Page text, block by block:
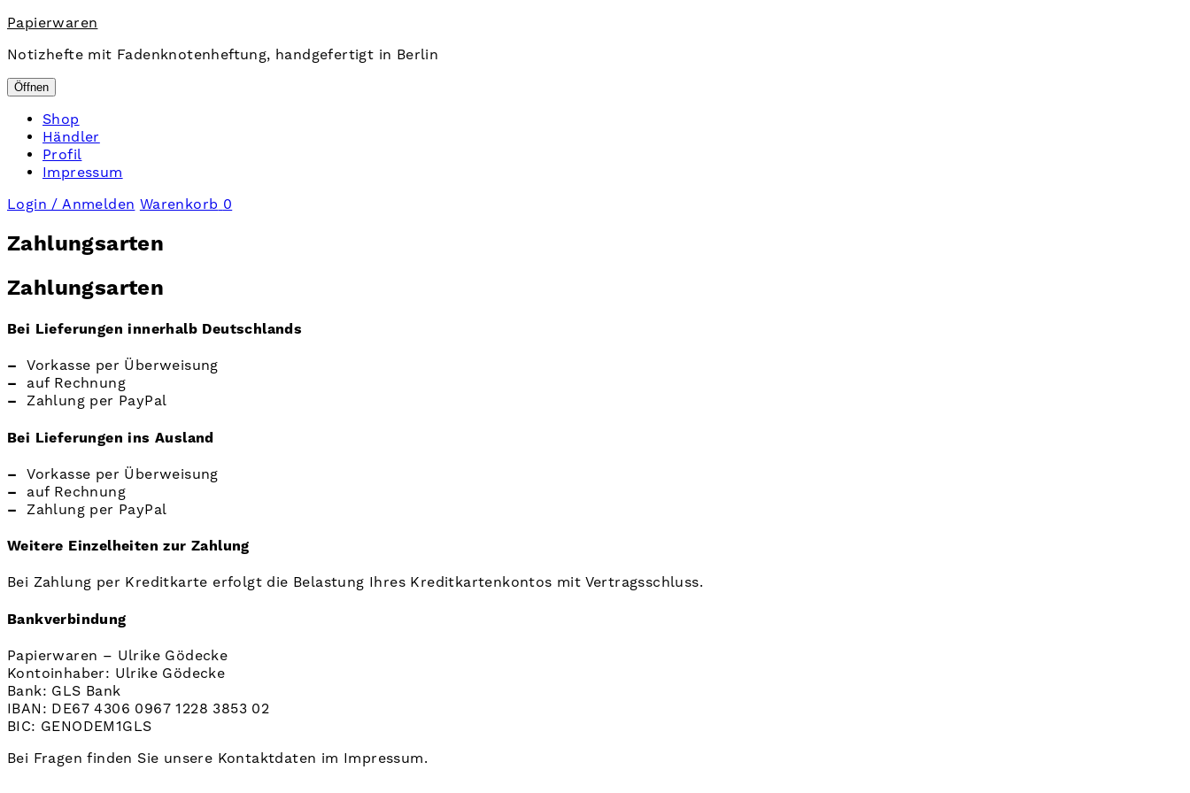
Papierwaren
Notizhefte mit Fadenknotenheftung, handgefertigt in Berlin
Öffnen
Shop
Händler
Profil
Impressum
Login / Anmelden Warenkorb 0
Zahlungsarten
Zahlungsarten
Bei Lieferungen innerhalb Deutschlands
–Vorkasse per Überweisung
– auf Rechnung
– Zahlung per PayPal
Bei Lieferungen ins Ausland
–
Vorkasse per Überweisung
–
auf Rechnung
– Zahlung per PayPal
Weitere Einzelheiten zur Zahlung
Bei Zahlung per Kreditkarte erfolgt die Belastung Ihres Kreditkartenkontos mit Vertragsschluss.
Bankverbindung
Papierwaren – Ulrike Gödecke
Kontoinhaber: Ulrike Gödecke
Bank: GLS Bank
IBAN: DE67 4306 0967 1228 3853 02
BIC: GENODEM1GLS
Bei Fragen finden Sie unsere Kontaktdaten im Impressum.